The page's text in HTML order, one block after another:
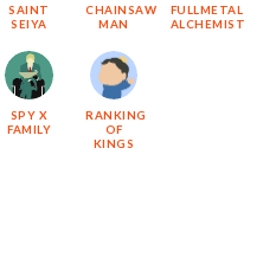
SAINT
SEIYA
CHAINSAW
MAN
FULLMETAL
ALCHEMIST
SPY X
FAMILY
RANKING
OF
KINGS